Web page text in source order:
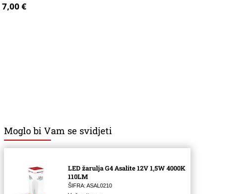
7,00 €
Moglo bi Vam se svidjeti
LED žarulja G4 Asalite 12V 1,5W 4000K
110LM
ŠIFRA: ASAL0210